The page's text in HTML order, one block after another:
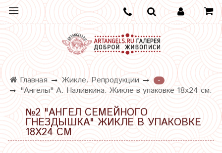
Главная Жикле. Репродукции
-
"Ангелы" А. Наливкина. Жикле в упаковке 18х24 см.
№2 "АНГЕЛ СЕМЕЙНОГО
ГНЕЗДЫШКА" ЖИКЛЕ В УПАКОВКЕ
18Х24 СМ